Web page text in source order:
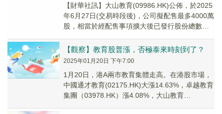
【財華社訊】大山教育(09986.HK)公佈，於2025
年6月27日(交易時段後)，公司擬配售最多4000萬
股，相當於經配售事項擴大後已發行股份總數約
【觀察】教育股普漲，否極泰來時刻到了？
2025年01月20日 下午7:00
1月20日，港A兩市教育集體走高。在港股市場，
中國通才教育(02175.HK)大漲14.63%，卓越教育
集團（03978.HK）漲4.08%，大山教育